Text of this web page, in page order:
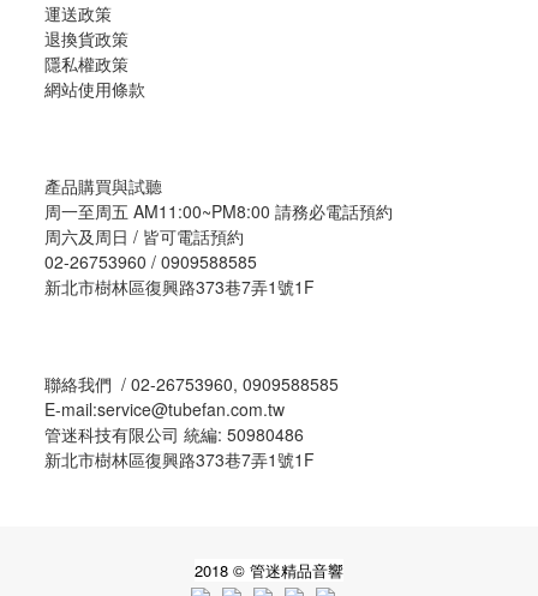
運送政策
退換貨政策
隱私權政策
網站使用條款
產品購買與試聽
周一至周五 AM11:00~PM8:00 請務必電話預約
周六及周日 / 皆可電話預約
02-26753960 / 0909588585
新北市樹林區復興路373巷7弄1號1F
聯絡我們 / 02-26753960, 0909588585
E-mail:service@tubefan.com.tw
管迷科技有限公司 統編: 50980486
新北市樹林區復興路373巷7弄1號1F
2018 © 管迷精品音響